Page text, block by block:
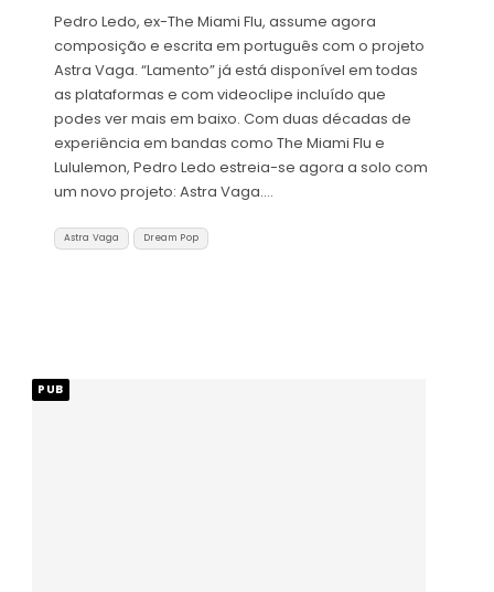
Pedro Ledo, ex-The Miami Flu, assume agora
composição e escrita em português com o projeto
Astra Vaga. “Lamento” já está disponível em todas
as plataformas e com videoclipe incluído que
podes ver mais em baixo. Com duas décadas de
experiência em bandas como The Miami Flu e
Lululemon, Pedro Ledo estreia-se agora a solo com
um novo projeto: Astra Vaga.…
Astra Vaga Dream Pop
PUB